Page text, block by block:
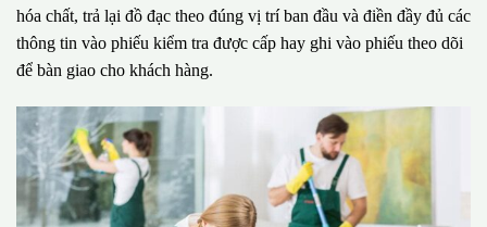
hóa chất, trả lại đồ đạc theo đúng vị trí ban đầu và điền đầy đủ các
thông tin vào phiếu kiểm tra được cấp hay ghi vào phiếu theo dõi
để bàn giao cho khách hàng.